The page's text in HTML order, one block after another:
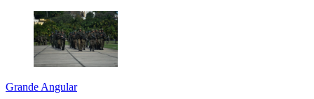
Grande Angular